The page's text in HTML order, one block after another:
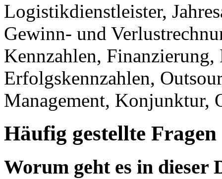
Logistikdienstleister,
Gewinn- und
Kennzahlen,
Erfolgskennzahlen,
Management, Konjunktur,
Häufig gestellte Fragen
Worum geht es in